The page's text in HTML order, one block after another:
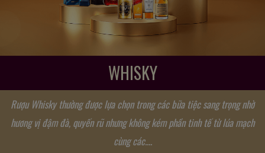
WHISKY
Rượu Whisky thường được lựa chọn trong các bữa tiệc sang trọng nhờ
hương vị đậm đà, quyến rũ nhưng không kém phần tinh tế từ lúa mạch
cùng các....